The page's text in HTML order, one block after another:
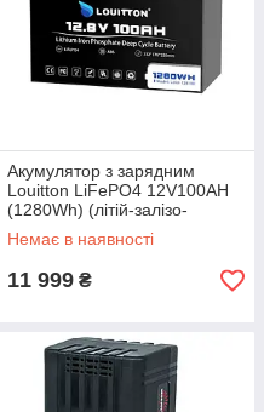
Акумулятор з зарядним
Louitton LiFePO4 12V100AH
(1280Wh) (літій-залізо-
фосфатний акумулятор для
ДБЖ (UPS))
Немає в наявності
11 999 ₴